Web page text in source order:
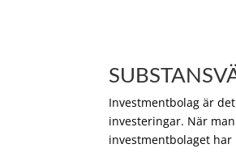
Investmentbolag är
investeringar. När
investmentbolaget